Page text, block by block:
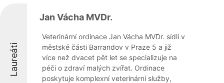
Laureáti
Jan Vácha MVDr.
Veterinární ordinace Jan Vácha MVDr. sídlí v
městské části Barrandov v Praze 5 a již
více než dvacet pět let se specializuje na
péči o zdraví malých zvířat. Ordinace
poskytuje komplexní veterinární služby,